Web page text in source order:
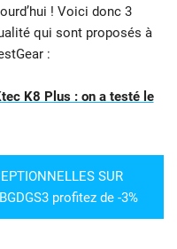
! Voici donc 3
qui sont proposés à
:
K8 Plus : on a testé le
SUR
profitez de -3%